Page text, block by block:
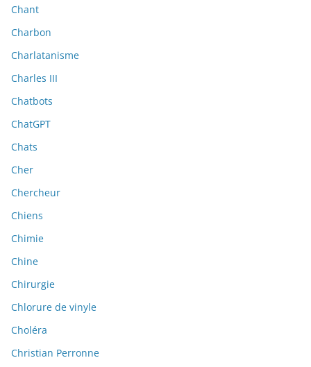
Chant
Charbon
Charlatanisme
Charles III
Chatbots
ChatGPT
Chats
Cher
Chercheur
Chiens
Chimie
Chine
Chirurgie
Chlorure de vinyle
Choléra
Christian Perronne